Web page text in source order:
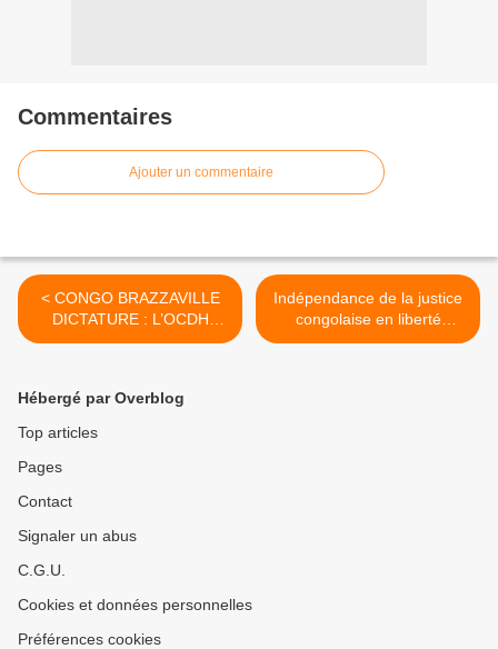
Commentaires
Ajouter un commentaire
< CONGO BRAZZAVILLE
DICTATURE : L’OCDH
ALERTE LA
Indépendance de la justice
congolaise en liberté
surveillée >
Hébergé par Overblog
Top articles
Pages
Contact
Signaler un abus
C.G.U.
Cookies et données personnelles
Préférences cookies